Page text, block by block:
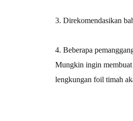
3. Direkomendasikan
4. Beberapa
Mungkin ingin membuat
lengkungan foil timah